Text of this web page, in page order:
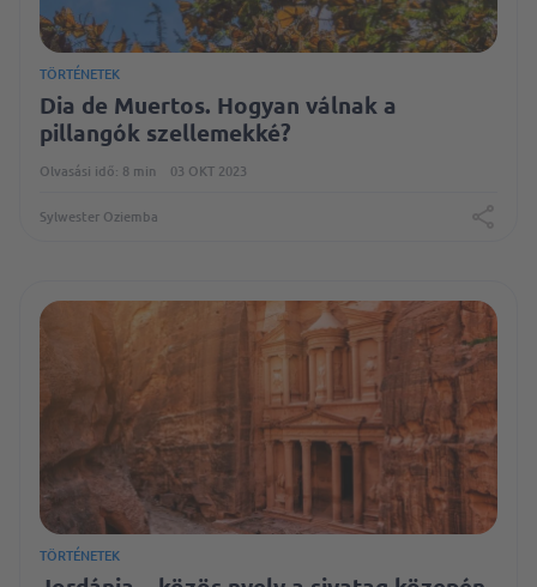
TÖRTÉNETEK
Dia de Muertos. Hogyan válnak a
pillangók szellemekké?
Olvasási idő: 8 min 03 OKT 2023
Sylwester Oziemba
TÖRTÉNETEK